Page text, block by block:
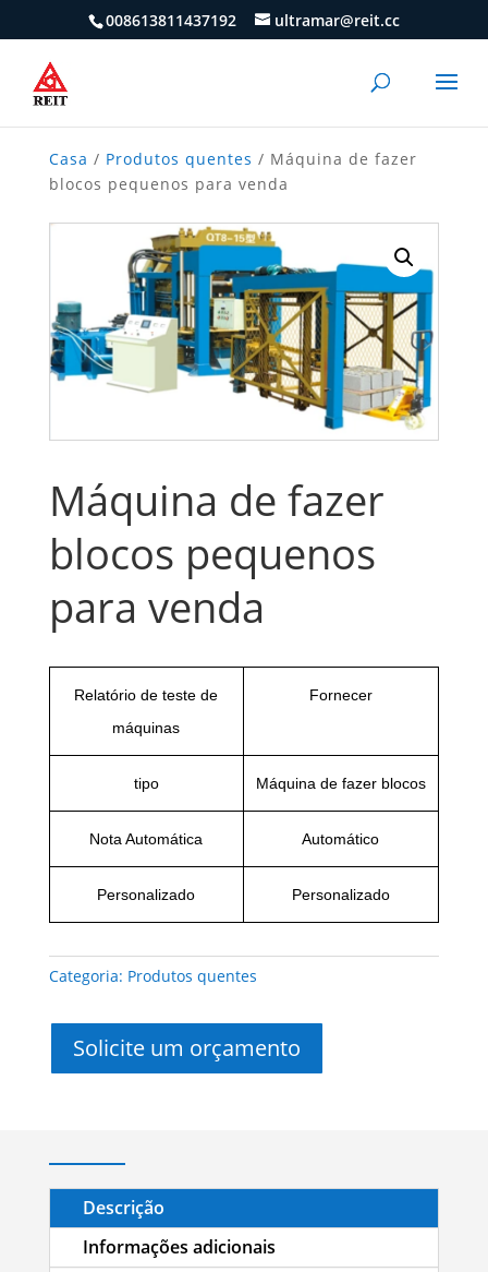
008613811437192 ultramar@reit.cc
Casa / Produtos quentes / Máquina de fazer
blocos pequenos para venda
Máquina de fazer
blocos pequenos
para venda
Relatório de teste de
máquinas
Fornecer
tipo Máquina de fazer blocos
Nota Automática Automático
Personalizado Personalizado
Categoria: Produtos quentes
Solicite um orçamento
Descrição
Informações adicionais